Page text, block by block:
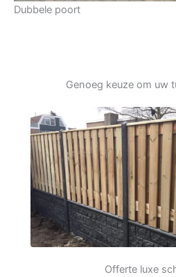
Dubbele poort
Genoeg keuze om uw
Offerte luxe